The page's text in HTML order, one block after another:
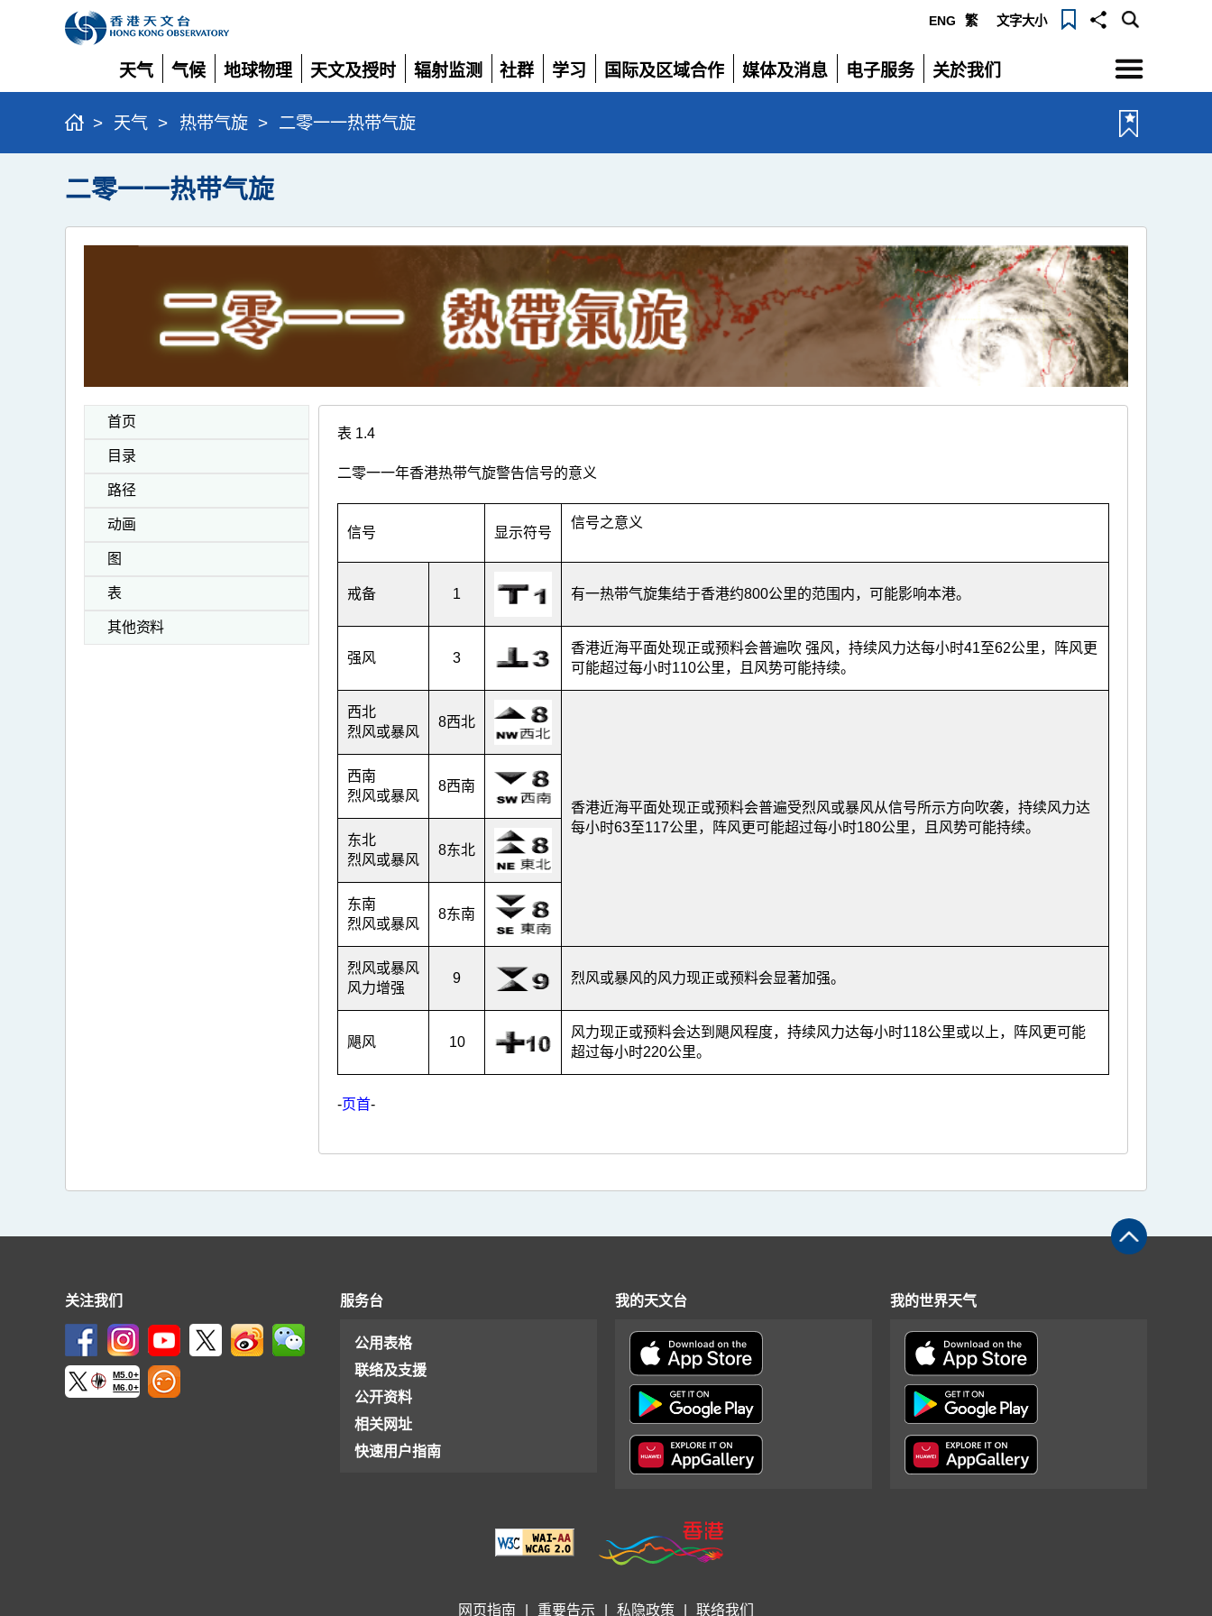
ENG 繁 文字大小
天气
展
开
气候
展
开
地球物理
展
开
天文及授时
展
开
辐射监测
展
开
社群
展
学习
展
国际及区域合作
展
媒体及消息
展
电子服务
展
关於我们
展
选
单
> 天气 > 热带气旋 > 二零一一热带气旋
二零一一热带气旋
首页
目录
路径
动画
图
表
其他资料
表 1.4
二零一一年香港热带气旋警告信号的意义
信号 显示符号
信号之意义
戒备 1 有一热带气旋集结于香港约800公里的范围内，可能影响本港。
强风 3
香港近海平面处现正或预料会普遍吹 强风，持续风力达每小时41至62公里，阵风更
可能超过每小时110公里，且风势可能持续。
西北
烈风或暴风
8西北
香港近海平面处现正或预料会普遍受烈风或暴风从信号所示方向吹袭，持续风力达
每小时63至117公里，阵风更可能超过每小时180公里，且风势可能持续。
西南
烈风或暴风
8西南
东北
烈风或暴风
8东北
东南
烈风或暴风
8东南
烈风或暴风
风力增强
9 烈风或暴风的风力现正或预料会显著加强。
飓风 10
风力现正或预料会达到飓风程度，持续风力达每小时118公里或以上，阵风更可能
超过每小时220公里。
-页首-
关注我们
M5.0+
M6.0+
服务台
公用表格
联络及支援
公开资料
相关网址
快速用户指南
我的天文台 我的世界天气
网页指南 重要告示 私隐政策 联络我们